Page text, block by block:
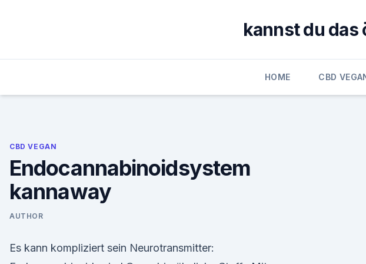
kannst du das
HOME CBD
CBD VEGAN
Endocannabinoidsystem
kannaway
AUTHOR
Es kann kompliziert sein Neurotransmitter: